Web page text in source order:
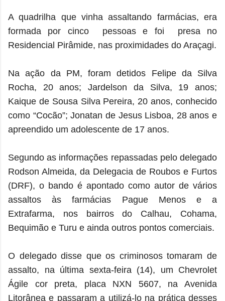
A quadrilha que vinha assaltando farmácias, era
formada por cinco pessoas e foi
presa no
Residencial Pirâmide, nas proximidades do Araçagi.
Na ação da PM, foram detidos Felipe da Silva
Rocha, 20 anos; Jardelson da Silva, 19 anos;
Kaique de Sousa Silva Pereira, 20 anos, conhecido
como “Cocão”; Jonatan de Jesus Lisboa, 28 anos e
apreendido um adolescente de 17 anos.
Segundo as informações repassadas pelo delegado
Rodson Almeida, da Delegacia de Roubos e Furtos
(DRF), o bando é apontado como autor de vários
assaltos às farmácias Pague Menos e a
Extrafarma, nos bairros do Calhau, Cohama,
Bequimão e Turu e ainda outros pontos comerciais.
O delegado disse que os criminosos tomaram de
assalto, na última sexta-feira (14), um Chevrolet
Ágile cor preta, placa NXN 5607, na Avenida
Litorânea e passaram a utilizá-lo na prática desses